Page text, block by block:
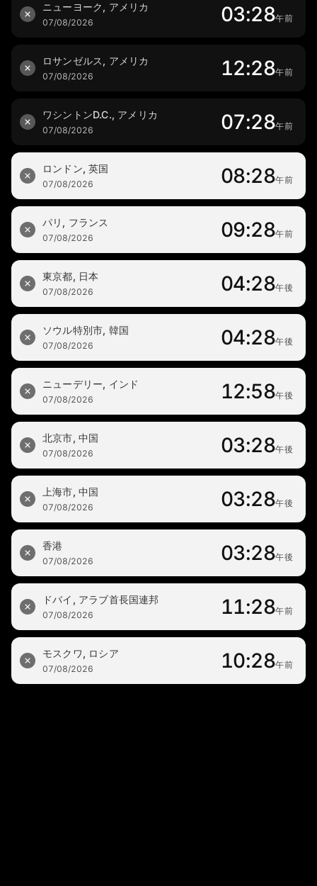
ニューヨーク, アメリカ 03:28午前
07/08/2026
ロサンゼルス, アメリカ 12:28午前
07/08/2026
ワシントンD.C., アメリカ 07:28午前
07/08/2026
ロンドン, 英国 08:28午前
07/08/2026
パリ, フランス 09:28午前
07/08/2026
東京都, 日本 04:28午後
07/08/2026
ソウル特別市, 韓国 04:28午後
07/08/2026
ニューデリー, インド 12:58午後
07/08/2026
北京市, 中国 03:28午後
07/08/2026
上海市, 中国 03:28午後
07/08/2026
香港 03:28午後
07/08/2026
ドバイ, アラブ首長国連邦 11:28午前
07/08/2026
モスクワ, ロシア 10:28午前
07/08/2026